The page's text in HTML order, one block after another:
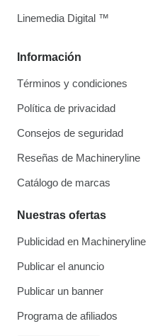
Información
Términos y condiciones
Política de privacidad
Consejos de seguridad
Reseñas de Machineryline
Catálogo de marcas
Nuestras ofertas
Publicidad en Machineryline
Publicar el anuncio
Publicar un banner
Programa de afiliados
Linemedia Digital ™